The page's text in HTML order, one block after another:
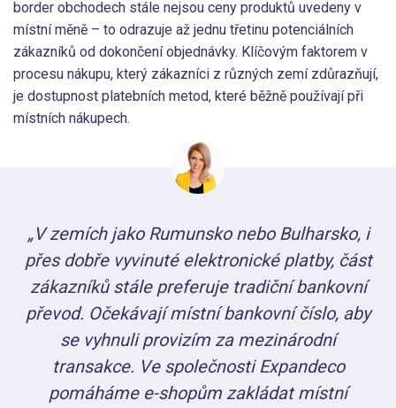
border obchodech stále nejsou ceny produktů uvedeny v
místní měně – to odrazuje až jednu třetinu potenciálních
zákazníků od dokončení objednávky. Klíčovým faktorem v
procesu nákupu, který zákazníci z různých zemí zdůrazňují,
je dostupnost platebních metod, které běžně používají při
místních nákupech.
„V zemích jako Rumunsko nebo Bulharsko, i
přes dobře vyvinuté elektronické platby, část
zákazníků stále preferuje tradiční bankovní
převod. Očekávají místní bankovní číslo, aby
se vyhnuli provizím za mezinárodní
transakce. Ve společnosti Expandeco
pomáháme e-shopům zakládat místní